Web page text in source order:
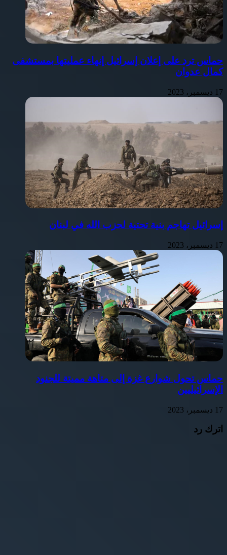
حماس ترد على إعلان إسرائيل إنهاء عمليتها بمستشفى
كمال عدوان
17 ديسمبر، 2023
إسرائيل تهاجم بنية تحتية لحزب الله في لبنان
17 ديسمبر، 2023
حماس تحول شوارع غزة إلى متاهة مميتة للجنود
الإسرائيليين
17 ديسمبر، 2023
اترك رد